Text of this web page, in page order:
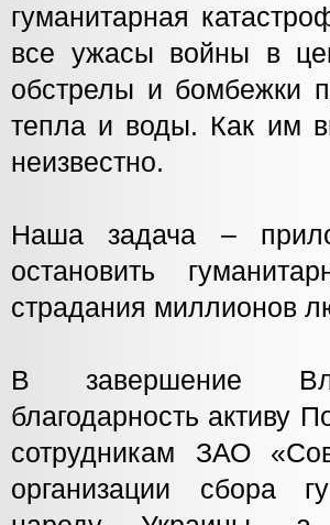
гуманитарная
все ужасы войны в
обстрелы и бомбежки
тепла и воды. Как им
неизвестно.
Наша задача –
остановить
страдания миллионов
В завершение
благодарность активу
сотрудникам ЗАО
организации сбора